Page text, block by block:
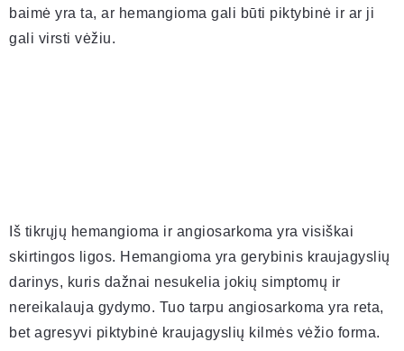
baimė yra ta, ar hemangioma gali būti piktybinė ir ar ji
gali virsti vėžiu.
Iš tikrųjų hemangioma ir angiosarkoma yra visiškai
skirtingos ligos. Hemangioma yra gerybinis kraujagyslių
darinys, kuris dažnai nesukelia jokių simptomų ir
nereikalauja gydymo. Tuo tarpu angiosarkoma yra reta,
bet agresyvi piktybinė kraujagyslių kilmės vėžio forma.